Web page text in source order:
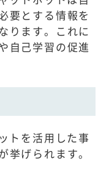
要とする情報を
ります。これに
自己学習の促進
トを活用した事
挙げられます。